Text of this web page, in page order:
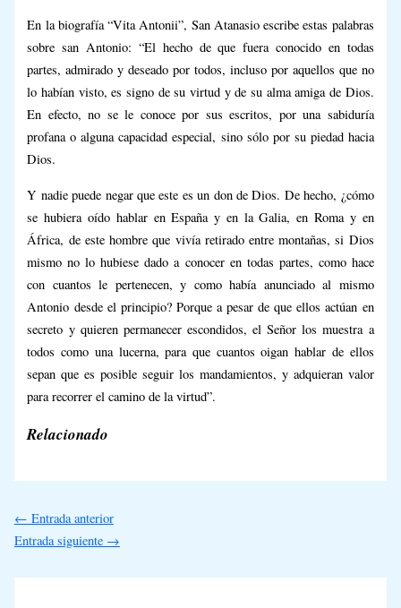
En la biografía “Vita Antonii”, San Atanasio escribe estas palabras
sobre san Antonio: “El hecho de que fuera conocido en todas
partes, admirado y deseado por todos, incluso por aquellos que no
lo habían visto, es signo de su virtud y de su alma amiga de Dios.
En efecto, no se le conoce por sus escritos, por una sabiduría
profana o alguna capacidad especial, sino sólo por su piedad hacia
Dios.
Y nadie puede negar que este es un don de Dios. De hecho, ¿cómo
se hubiera oído hablar en España y en la Galia, en Roma y en
África, de este hombre que vivía retirado entre montañas, si Dios
mismo no lo hubiese dado a conocer en todas partes, como hace
con cuantos le pertenecen, y como había anunciado al mismo
Antonio desde el principio? Porque a pesar de que ellos actúan en
secreto y quieren permanecer escondidos, el Señor los muestra a
todos como una lucerna, para que cuantos oigan hablar de ellos
sepan que es posible seguir los mandamientos, y adquieran valor
para recorrer el camino de la virtud”.
Relacionado
← Entrada anterior
Entrada siguiente →